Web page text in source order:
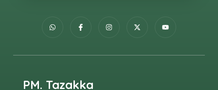
PM. Tazakka